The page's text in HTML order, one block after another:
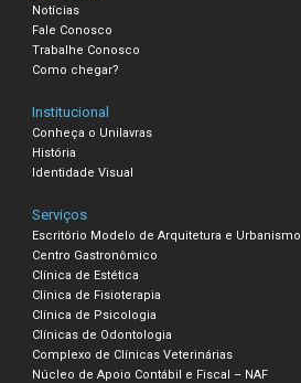
Notícias
Fale Conosco
Trabalhe Conosco
Como chegar?
Institucional
Conheça o Unilavras
História
Identidade Visual
Serviços
Escritório Modelo de Arquitetura e Urbanismo
Centro Gastronômico
Clínica de Estética
Clínica de Fisioterapia
Clínica de Psicologia
Clínicas de Odontologia
Complexo de Clínicas Veterinárias
Núcleo de Apoio Contábil e Fiscal – NAF